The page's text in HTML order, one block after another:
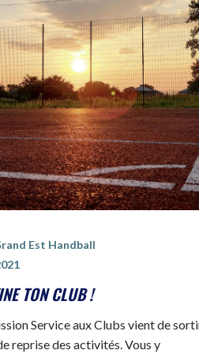
Est Handball
TON CLUB !
Service aux Clubs vient de
reprise des activités. Vous y